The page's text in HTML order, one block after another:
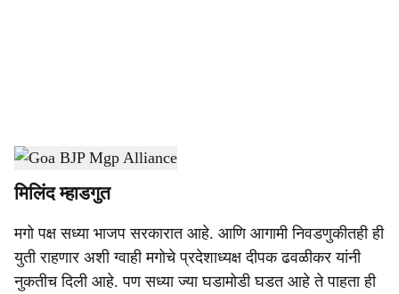
a
r
e
Goa Politics- Dainik Gomantak
मिलिंद म्हाडगुत
मगो पक्ष सध्या भाजप सरकारात आहे. आणि आगामी निवडणुकीतही ही
युती राहणार अशी ग्वाही मगोचे प्रदेशाध्यक्ष दीपक ढवळीकर यांनी
नुकतीच दिली आहे. पण सध्या ज्या घडामोडी घडत आहे ते पाहता ही